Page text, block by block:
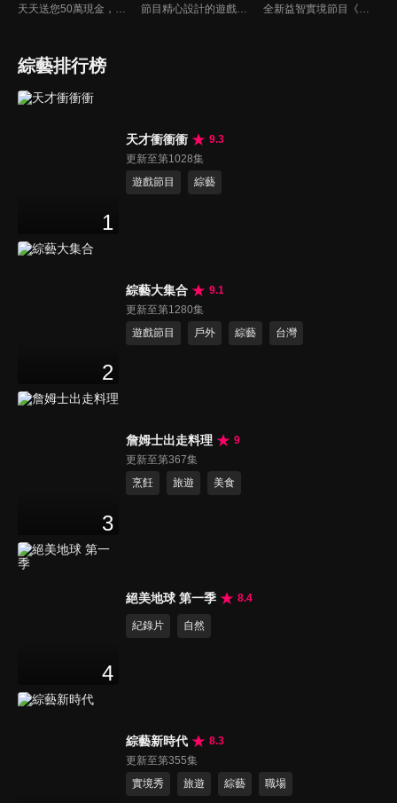
天天送您50萬現金，還有汽車大獎！不考智力、體力，挑戰家人、同事、同學、朋友互相了解的成渡和共同生活經驗。快來參加《財神向前衝》大獎通通送給您。 節目精心設計的遊戲內容，包括深受觀眾喜愛並且火紅於各大專院校的【TEMPO系列】，考驗藝人用肢體表達能力以及聯想能力的【你是WORD演】、【會演是英雄】，考驗英文程度的【EAR傳耳ABC】，超簡單、超爆笑的【看你怎麼說】，以及考驗藝人反應、機智以及隊友默契的【不可能的默契】等單元，逗趣又爆笑！ 全新益智實境節目《全民星攻略》，由館長曾國城擔任把關者，考驗著每個來挑戰九宮格益智遊戲藝人明星。想要攻略九宮格關卡，透過創意聯想、邏輯推理、理想分析，才有機會獲取智慧星幣，帶走夢幻大獎。
綜藝排行榜
1
天才衝衝衝
9.3
更新至第1028集
遊戲節目
綜藝
2
綜藝大集合
9.1
更新至第1280集
遊戲節目
戶外 綜藝 台灣
3
詹姆士出走料理
9
更新至第367集
烹飪
旅遊 美食
4
絕美地球 第一季 8.4
紀錄片 自然
綜藝新時代
8.3
更新至第355集
實境秀
旅遊 綜藝 職場